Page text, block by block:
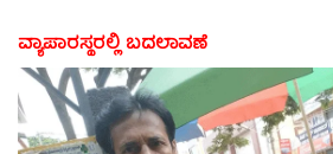
ವ್ಯಾಪಾರಸ್ಥರಲ್ಲಿ ಬದಲಾವಣೆ